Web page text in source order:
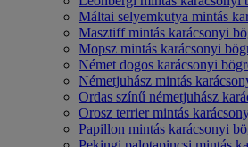
Máltai selyemkutya mintás
Masztiff mintás karácsonyi
Mopsz mintás karácsonyi
Német dogos karácsonyi
Németjuhász mintás
Ordas színű németjuhász
Orosz terrier mintás
Papillon mintás karácsonyi